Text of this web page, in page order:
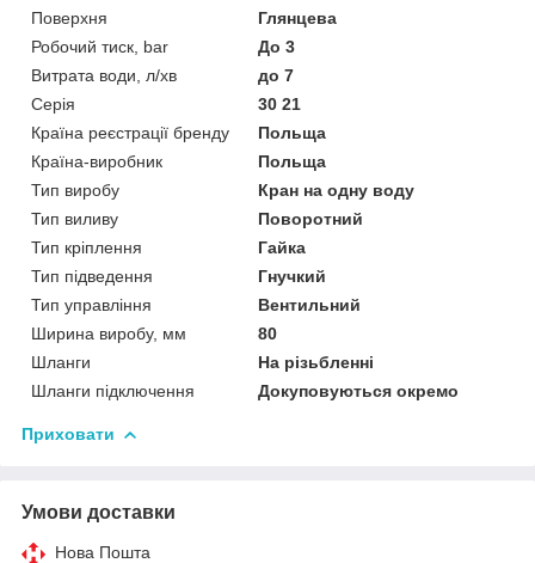
Поверхня
Глянцева
Робочий тиск, bar
До 3
Витрата води, л/хв
до 7
Серія
30 21
Країна реєстрації бренду
Польща
Країна-виробник
Польща
Тип виробу
Кран на одну воду
Тип виливу
Поворотний
Тип кріплення
Гайка
Тип підведення
Гнучкий
Тип управління
Вентильний
Ширина виробу, мм
80
Шланги
На різьбленні
Шланги підключення
Докуповуються окремо
Приховати
Умови доставки
Нова Пошта